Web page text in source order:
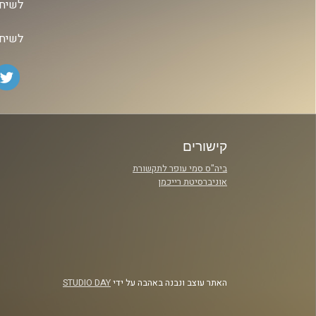
קישורים
ביה"ס סמי עופר לתקשורת
אוניברסיטת רייכמן
האתר עוצב ונבנה באהבה על ידיSTUDIO DAY